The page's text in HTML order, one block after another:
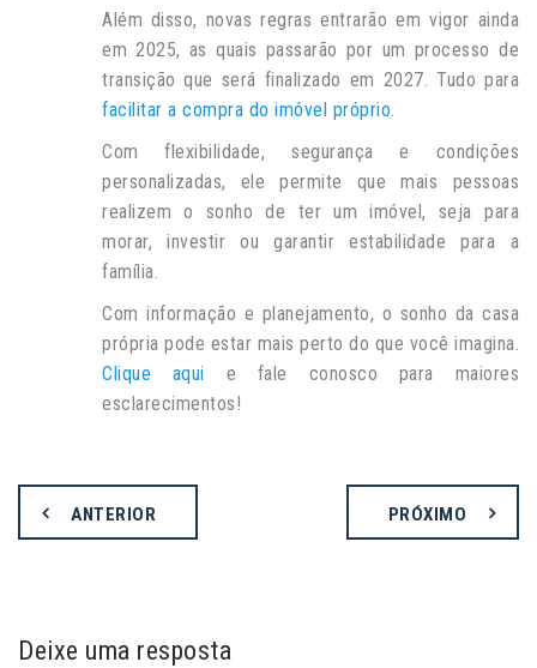
Além disso, novas regras entrarão em vigor ainda
em 2025, as quais passarão por um processo de
transição que será finalizado em 2027. Tudo para
facilitar a compra do imóvel próprio.
Com flexibilidade, segurança e condições
personalizadas, ele permite que mais pessoas
realizem o sonho de ter um imóvel, seja para
morar, investir ou garantir estabilidade para a
família.
Com informação e planejamento, o sonho da casa
própria pode estar mais perto do que você imagina.
Clique aqui e fale conosco para maiores
esclarecimentos!
ANTERIOR PRÓXIMO
Deixe uma resposta